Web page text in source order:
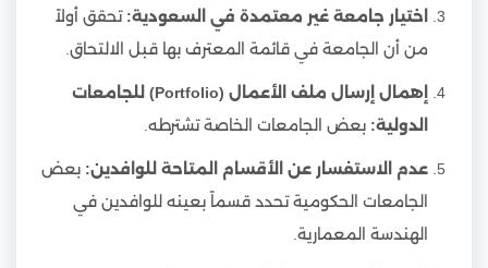
اختيار جامعة غير معتمدة في السعودية: تحقق أولاً
من أن الجامعة في قائمة المعترف بها قبل الالتحاق.
إهمال إرسال ملف الأعمال (Portfolio) للجامعات
الدولية: بعض الجامعات الخاصة تشترطه.
عدم الاستفسار عن الأقسام المتاحة للوافدين: بعض
الجامعات الحكومية تحدد قسماً بعينه للوافدين في
الهندسة المعمارية.